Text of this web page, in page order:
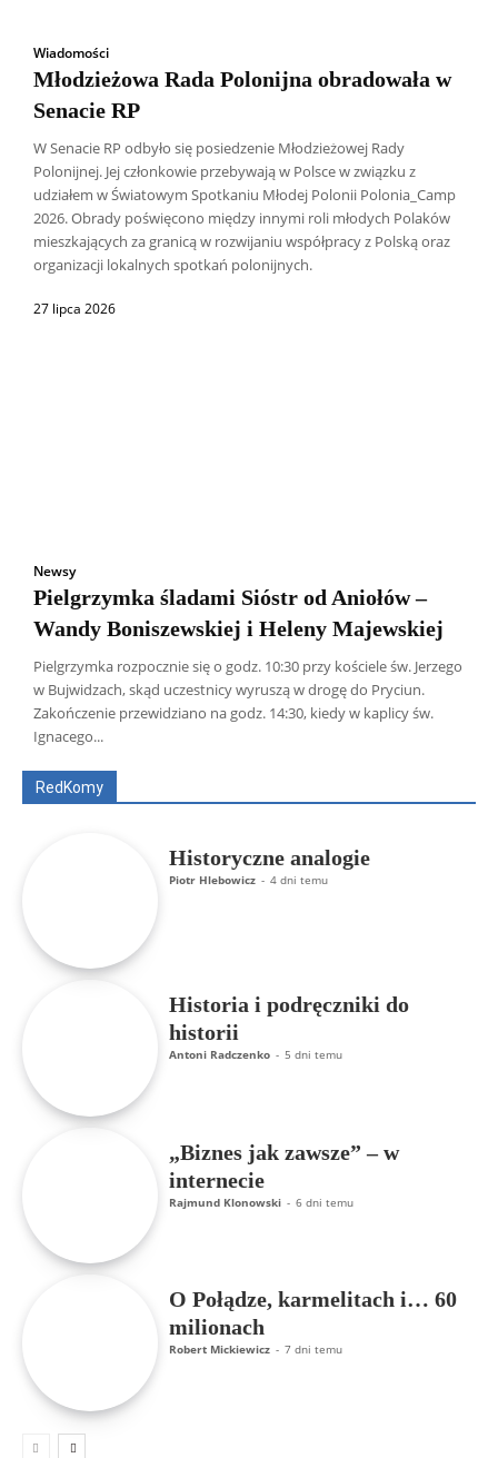
Wiadomości
Młodzieżowa Rada Polonijna obradowała w
Senacie RP
W Senacie RP odbyło się posiedzenie Młodzieżowej Rady
Polonijnej. Jej członkowie przebywają w Polsce w związku z
udziałem w Światowym Spotkaniu Młodej Polonii Polonia_Camp
2026. Obrady poświęcono między innymi roli młodych Polaków
mieszkających za granicą w rozwijaniu współpracy z Polską oraz
organizacji lokalnych spotkań polonijnych.
27 lipca 2026
Newsy
Pielgrzymka śladami Sióstr od Aniołów –
Wandy Boniszewskiej i Heleny Majewskiej
Pielgrzymka rozpocznie się o godz. 10:30 przy kościele św. Jerzego
w Bujwidzach, skąd uczestnicy wyruszą w drogę do Pryciun.
Zakończenie przewidziano na godz. 14:30, kiedy w kaplicy św.
Ignacego...
RedKomy
Wszyscy Aleksander Borowik
Antoni Radczenko
Artur Płokszto
Grzegorz Górny
Historyczne analogie
Piotr Hlebowicz - 4 dni temu
Historia i podręczniki do
historii
Antoni Radczenko - 5 dni temu
„Biznes jak zawsze” – w
internecie
Rajmund Klonowski - 6 dni temu
O Połądze, karmelitach i… 60
milionach
Robert Mickiewicz - 7 dni temu